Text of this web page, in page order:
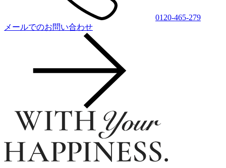
0120-465-279
メールでのお問い合わせ